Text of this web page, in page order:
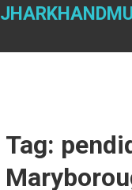
Skip
Tag: